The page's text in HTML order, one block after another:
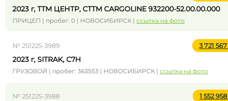
2023 г, ТТМ ЦЕНТР, CTTM CARGOLINE 932200-52.00.00.000
ПРИЦЕП | пробег: 0 | НОВОСИБИРСК | ссылка на фото
№ 251225-3989 3 721 567
2023 г, SITRAK, C7H
ГРУЗОВОЙ | пробег: 363553 | НОВОСИБИРСК | ссылка на фото
№ 251225-3988 1 552 958